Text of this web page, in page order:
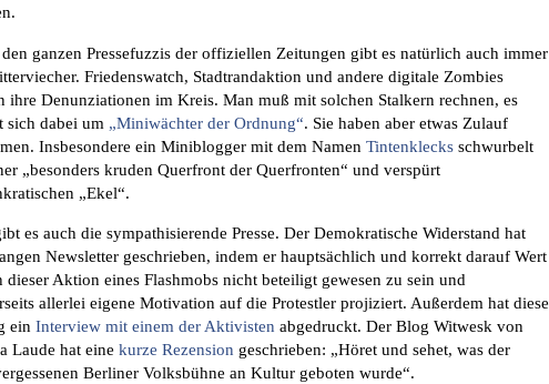
ganzen Pressefuzzis der offiziellen Zeitungen gibt es natürlich auch immer
Friedenswatch, Stadtrandaktion und andere digitale Zombies
ihre Denunziationen im Kreis. Man muß mit solchen Stalkern rechnen, es
sich dabei um „Miniwächter der Ordnung“. Sie haben aber etwas Zulauf
Insbesondere ein Miniblogger mit dem Namen Tintenklecks schwurbelt
„besonders kruden Querfront der Querfronten“ und verspürt
„Ekel“.
es auch die sympathisierende Presse. Der Demokratische Widerstand hat
Newsletter geschrieben, indem er hauptsächlich und korrekt darauf Wert
dieser Aktion eines Flashmobs nicht beteiligt gewesen zu sein und
allerlei eigene Motivation auf die Protestler projiziert. Außerdem hat diese
ein Interview mit einem der Aktivisten abgedruckt. Der Blog Witwesk von
Laude hat eine kurze Rezension geschrieben: „Höret und sehet, was der
Berliner Volksbühne an Kultur geboten wurde“.